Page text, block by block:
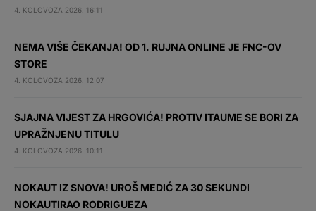
4. KOLOVOZA 2026. 16:11
NEMA VIŠE ČEKANJA! OD 1. RUJNA ONLINE JE FNC-OV
STORE
4. KOLOVOZA 2026. 12:07
SJAJNA VIJEST ZA HRGOVIĆA! PROTIV ITAUME SE BORI ZA
UPRAŽNJENU TITULU
4. KOLOVOZA 2026. 10:11
NOKAUT IZ SNOVA! UROŠ MEDIĆ ZA 30 SEKUNDI
NOKAUTIRAO RODRIGUEZA